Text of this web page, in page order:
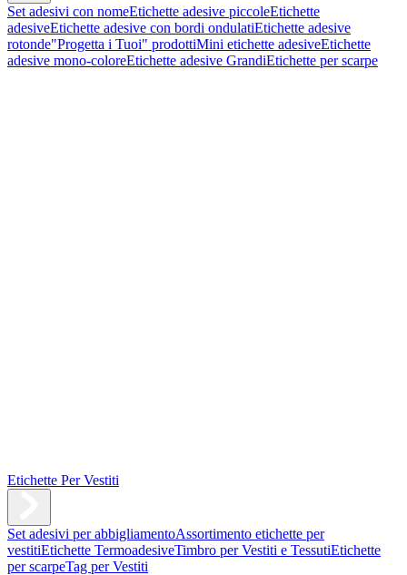
Set adesivi con nomeEtichette adesive piccoleEtichette
adesiveEtichette adesive con bordi ondulatiEtichette adesive
rotonde"Progetta i Tuoi" prodottiMini etichette adesiveEtichette
adesive mono-coloreEtichette adesive GrandiEtichette per scarpe
Etichette Per Vestiti
Set adesivi per abbigliamentoAssortimento etichette per
vestitiEtichette TermoadesiveTimbro per Vestiti e TessutiEtichette
per scarpeTag per Vestiti